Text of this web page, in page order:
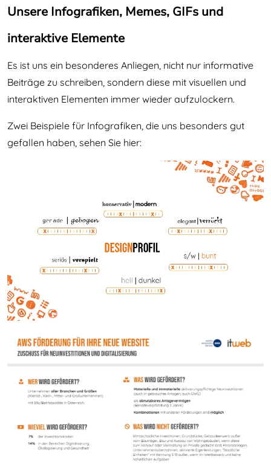
Test link
Test
Commerce: Ein Überblick über die Digitalisierungs-
Unsere Infografiken, Memes, GIFs und
interaktive Elemente
Es ist uns ein besonderes Anliegen, nicht nur informative
Beiträge zu schreiben, sondern diese mit visuellen und
interaktiven Elementen immer wieder aufzulockern.
Zwei Beispiele für Infografiken, die uns besonders gut
gefallen haben, sehen Sie hier: